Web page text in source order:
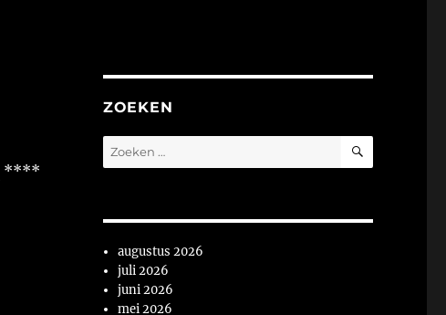
****
ZOEKEN
Zoeken
naar:
ZOEKEN
augustus 2026
juli 2026
juni 2026
mei 2026